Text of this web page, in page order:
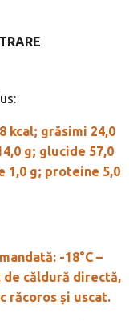
kcal; grăsimi 24,0
g; glucide 57,0
1,0 g; proteine 5,0
-18°C –
de căldură directă,
răcoros și uscat.